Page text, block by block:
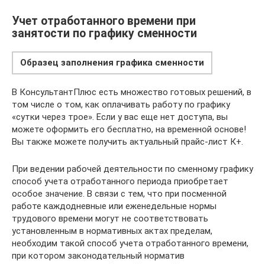
Учет отработанного времени при
занятости по графику сменности
Образец заполнения графика сменности
В КонсультантПлюс есть множество готовых решений, в
том числе о том, как оплачивать работу по графику
«сутки через трое». Если у вас еще нет доступа, вы
можете оформить его бесплатно, на временной основе!
Вы также можете получить актуальный прайс-лист К+.
При ведении рабочей деятельности по сменному графику
способ учета отработанного периода приобретает
особое значение. В связи с тем, что при посменной
работе каждодневные или еженедельные нормы
трудового времени могут не соответствовать
установленным в нормативных актах пределам,
необходим такой способ учета отработанного времени,
при котором законодательный норматив